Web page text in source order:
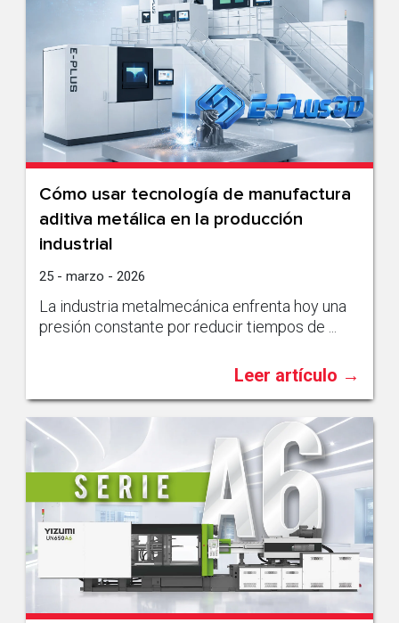
Cómo usar tecnología de manufactura
aditiva metálica en la producción
industrial
25 - marzo - 2026
La industria metalmecánica enfrenta hoy una
presión constante por reducir tiempos de ...
Leer artículo →